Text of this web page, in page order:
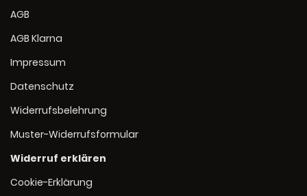
AGB
AGB Klarna
Impressum
Datenschutz
Widerrufsbelehrung
Muster-Widerrufsformular
Widerruf erklären
Cookie-Erklärung